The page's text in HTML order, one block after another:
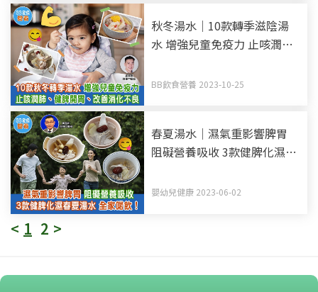
秋冬湯水｜10款轉季滋陰湯
水 增強兒童免疫力 止咳潤
BB飲食營養 2023-10-25
春夏湯水｜濕氣重影響脾胃
阻礙營養吸收 3款健脾化濕春
嬰幼兒健康 2023-06-02
< 1 2 >